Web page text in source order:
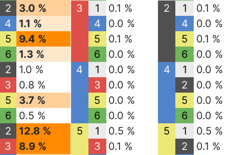
2
3.0 %
4
1.1 %
5
9.4 %
6
1.3 %
2
1.0 %
3
0.8 %
5
3.7 %
6
0.5 %
2
12.8 %
3
8.9 %
3
1
0.1 %
4
0.0 %
5
0.1 %
6
0.0 %
4
1
0.0 %
3
0.0 %
5
0.0 %
6
0.0 %
5
1
0.5 %
3
0.1 %
2
1
0.1 %
4
0.0 %
5
0.1 %
6
0.0 %
4
1
0.0 %
2
0.0 %
5
0.0 %
6
0.0 %
5
1
0.5 %
2
0.1 %